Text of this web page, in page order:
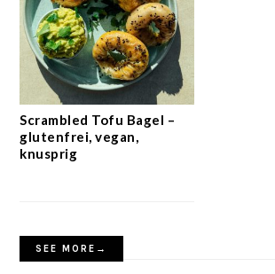
Scrambled Tofu Bagel –
glutenfrei, vegan,
knusprig
SEE MORE→